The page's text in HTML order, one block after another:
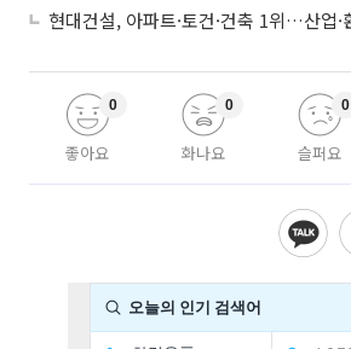
좋아요
0
화나요
0
슬퍼요
0